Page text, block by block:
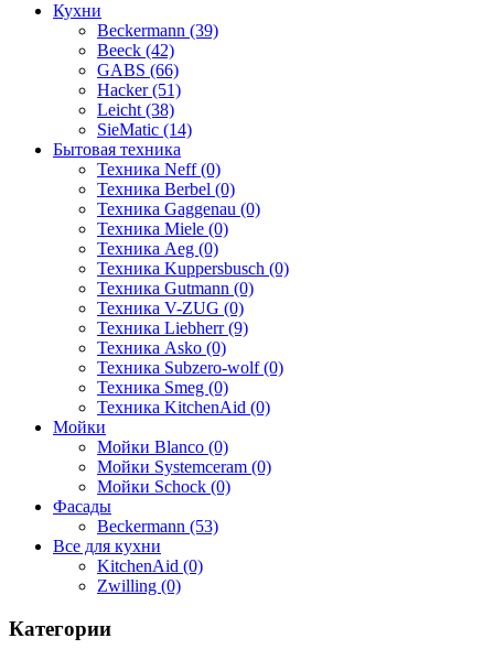
Кухни
Beckermann (39)
Beeck (42)
GABS (66)
Hacker (51)
Leicht (38)
SieMatic (14)
Бытовая техника
Техника Neff (0)
Техника Berbel (0)
Техника Gaggenau (0)
Техника Miele (0)
Техника Aeg (0)
Техника Kuppersbusch (0)
Техника Gutmann (0)
Техника V-ZUG (0)
Техника Liebherr (9)
Техника Asko (0)
Техника Subzero-wolf (0)
Техника Smeg (0)
Техника KitchenAid (0)
Мойки
Мойки Blanco (0)
Мойки Systemceram (0)
Мойки Schock (0)
Фасады
Beckermann (53)
Все для кухни
KitchenAid (0)
Zwilling (0)
Категории